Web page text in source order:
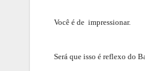
Você é de impressionar.
Será que isso é reflexo do